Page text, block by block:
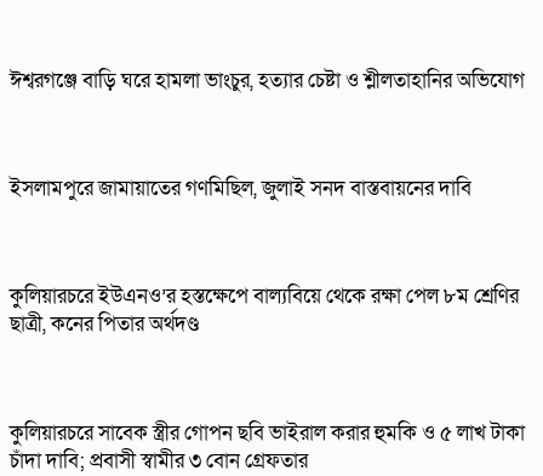
ঈশ্বরগঞ্জে বাড়ি ঘরে হামলা ভাংচুর, হত্যার চেষ্টা ও শ্লীলতাহানির অভিযোগ
ইসলামপুরে জামায়াতের গণমিছিল, জুলাই সনদ বাস্তবায়নের দাবি
কুলিয়ারচরে ইউএনও’র হস্তক্ষেপে বাল্যবিয়ে থেকে রক্ষা পেল ৮ম শ্রেণির
ছাত্রী, কনের পিতার অর্থদণ্ড
কুলিয়ারচরে সাবেক স্ত্রীর গোপন ছবি ভাইরাল করার হুমকি ও ৫ লাখ টাকা
চাঁদা দাবি; প্রবাসী স্বামীর ৩ বোন গ্রেফতার